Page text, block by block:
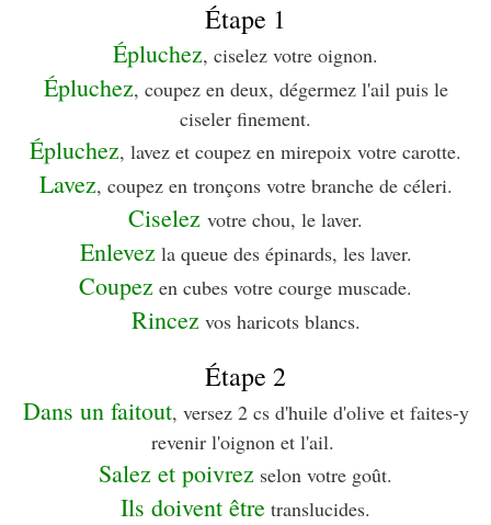
Étape 1
Épluchez, ciselez votre oignon.
Épluchez, coupez en deux, dégermez l'ail puis le
ciseler finement.
Épluchez, lavez et coupez en mirepoix votre carotte.
Lavez, coupez en tronçons votre branche de céleri.
Ciselez votre chou, le laver.
Enlevezla queue des épinards, les laver.
Coupez en cubes votre courge muscade.
Rincezvos haricots blancs.
Étape 2
Dans un faitout, versez 2 cs d'huile d'olive et faites-y
revenir l'oignon et l'ail.
Salez et poivrez selon votre goût.
Ils doivent être translucides.